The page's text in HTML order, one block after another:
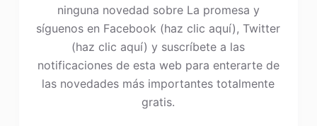
ninguna novedad sobre La promesa y
síguenos en Facebook (haz clic aquí), Twitter
(haz clic aquí) y suscríbete a las
notificaciones de esta web para enterarte de
las novedades más importantes totalmente
gratis.